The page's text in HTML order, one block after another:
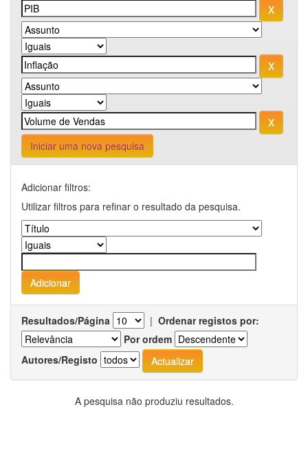
Iniciar uma nova pesquisa
Adicionar filtros:
Utilizar filtros para refinar o resultado da pesquisa.
Resultados/Página | Ordenar registos por:
Por ordem
Autores/Registo
A pesquisa não produziu resultados.